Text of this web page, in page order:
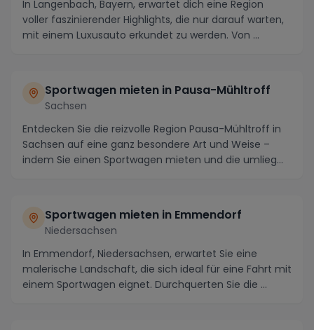
In Langenbach, Bayern, erwartet dich eine Region
voller faszinierender Highlights, die nur darauf warten,
mit einem Luxusauto erkundet zu werden. Von ...
Sportwagen mieten in Pausa-Mühltroff
Sachsen
Entdecken Sie die reizvolle Region Pausa-Mühltroff in
Sachsen auf eine ganz besondere Art und Weise –
indem Sie einen Sportwagen mieten und die umlieg...
Sportwagen mieten in Emmendorf
Niedersachsen
In Emmendorf, Niedersachsen, erwartet Sie eine
malerische Landschaft, die sich ideal für eine Fahrt mit
einem Sportwagen eignet. Durchquerten Sie die ...